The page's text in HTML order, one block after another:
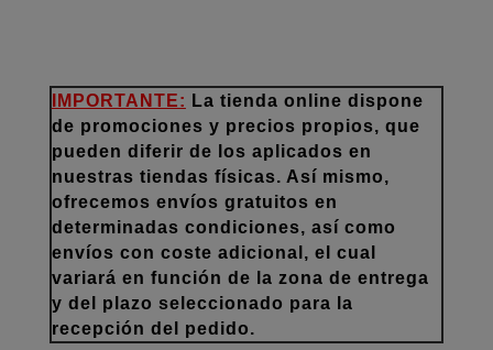
IMPORTANTE: La tienda online dispone
de promociones y precios propios, que
pueden diferir de los aplicados en
nuestras tiendas físicas. Así mismo,
ofrecemos envíos gratuitos en
determinadas condiciones, así como
envíos con coste adicional, el cual
variará en función de la zona de entrega
y del plazo seleccionado para la
recepción del pedido.